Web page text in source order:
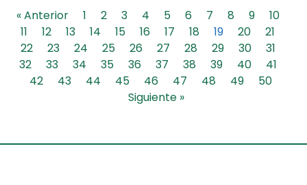
« Anterior 1 2 3 4 5 6 7 8 9
10
11
12 13 14 15 16 17 18 19 20
21
22
23 24 25 26 27 28 29 30
31
32
33 34 35 36 37 38 39 40
41
42
43 44 45 46 47 48 49
50
Siguiente »